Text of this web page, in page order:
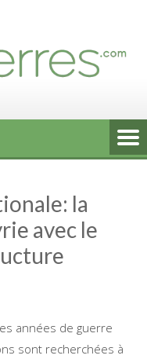
la
avec le
années de guerre
sont recherchées à